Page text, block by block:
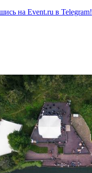
на Event.ru в Telegram!